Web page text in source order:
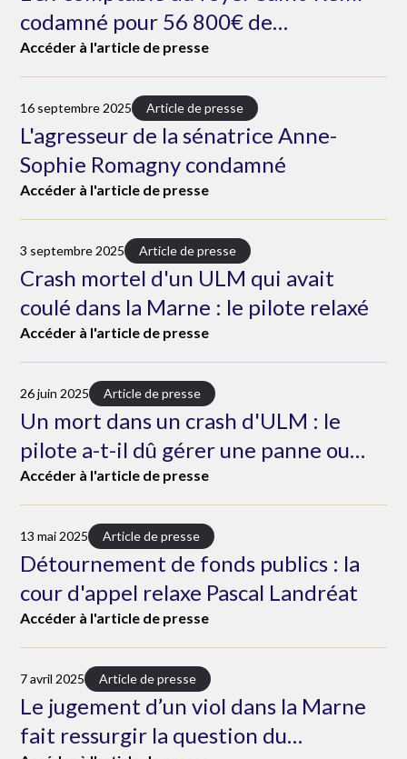
codamné pour 56 800€ de
malversations
Accéder à l'article de presse
16 septembre 2025 Article de presse
L'agresseur de la sénatrice Anne-
Sophie Romagny condamné
Accéder à l'article de presse
3 septembre 2025 Article de presse
Crash mortel d'un ULM qui avait
coulé dans la Marne : le pilote relaxé
Accéder à l'article de presse
26 juin 2025 Article de presse
Un mort dans un crash d'ULM : le
pilote a-t-il dû gérer une panne ou
faisait-il du vol acrobatique ?
Accéder à l'article de presse
13 mai 2025 Article de presse
Détournement de fonds publics : la
cour d'appel relaxe Pascal Landréat
Accéder à l'article de presse
7 avril 2025 Article de presse
Le jugement d’un viol dans la Marne
fait ressurgir la question du